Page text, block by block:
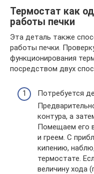
Термостат как
работы печки
Эта деталь также
работы печки.
функционирования
посредством двух
Потребуется
контура, а
Помещаем его
и греем. С
кипению,
термостате.
величину хода